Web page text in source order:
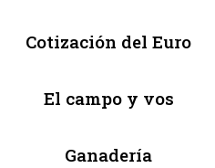
Cotización del Euro
El campo y vos
Ganadería